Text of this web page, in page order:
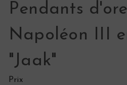
Pendants
Napoléon III
"Jaak"
Prix